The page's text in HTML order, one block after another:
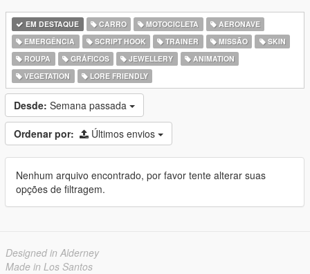
EM DESTAQUE CARRO MOTOCICLETA
AERONAVE
EMERGÊNCIA
SCRIPT HOOK TRAINER MISSÃO
SKIN
ROUPA
GRÁFICOS JEWELLERY
ANIMATION
VEGETATION
LORE FRIENDLY
Desde: Semana passada
Ordenar por: Últimos envios
Nenhum arquivo encontrado, por favor tente alterar suas
opções de filtragem.
Designed in Alderney
Made in Los Santos